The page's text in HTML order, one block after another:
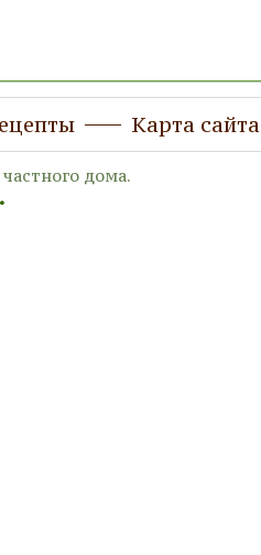
Карта сайта
дома.